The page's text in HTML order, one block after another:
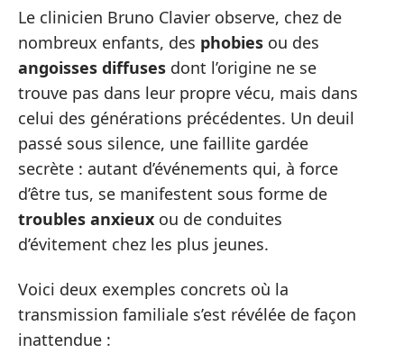
Le clinicien Bruno Clavier observe, chez de
nombreux enfants, des phobies ou des
angoisses diffuses dont l’origine ne se
trouve pas dans leur propre vécu, mais dans
celui des générations précédentes. Un deuil
passé sous silence, une faillite gardée
secrète : autant d’événements qui, à force
d’être tus, se manifestent sous forme de
troubles anxieux ou de conduites
d’évitement chez les plus jeunes.
Voici deux exemples concrets où la
transmission familiale s’est révélée de façon
inattendue :